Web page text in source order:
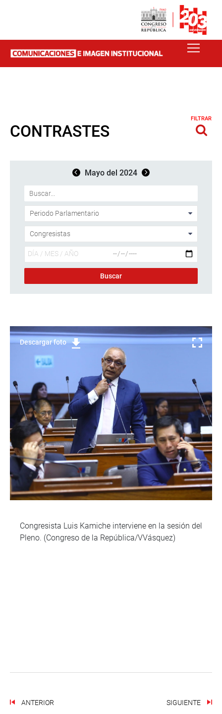
CONTRASTES
FILTRAR
Mayo del 2024
Descargar foto
Congresista Luis Kamiche interviene en la sesión del
Pleno. (Congreso de la República/VVásquez)
ANTERIOR SIGUIENTE